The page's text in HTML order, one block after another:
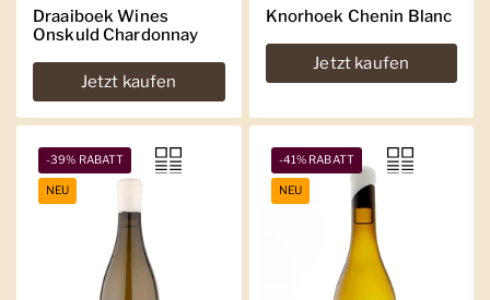
Draaiboek Wines
Onskuld Chardonnay
Jetzt kaufen
Knorhoek Chenin Blanc
Jetzt kaufen
-39% RABATT
NEU
-41% RABATT
NEU